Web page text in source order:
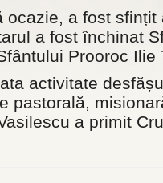
ocazie, a fost
a fost închinat
Prooroc Ilie
activitate
pastorală,
a primit